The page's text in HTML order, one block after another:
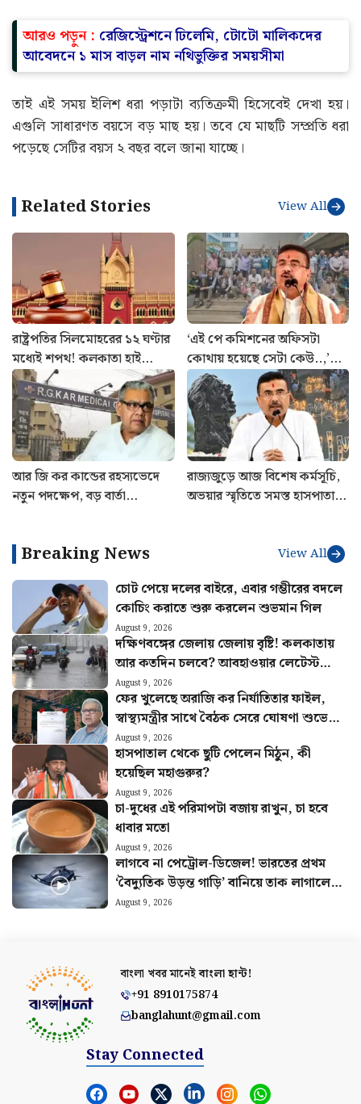
আরও পড়ুন : রেজিস্ট্রেশনে ঢিলেমি, টোটো মালিকদের
আবেদনে ১ মাস বাড়ল নাম নথিভুক্তির সময়সীমা
তাই এই সময় ইলিশ ধরা পড়াটা ব্যতিক্রমী হিসেবেই দেখা হয়।
এগুলি সাধারণত বয়সে বড় মাছ হয়। তবে যে মাছটি সম্প্রতি ধরা
পড়েছে সেটির বয়স ২ বছর বলে জানা যাচ্ছে।
Related Stories View All
রাষ্ট্রপতির সিলমোহরের ১২ ঘণ্টার
মধ্যেই শপথ! কলকাতা হাই
কোর্টে নজিরবিহীন ঘটনা
‘এই পে কমিশনের অফিসটা
কোথায় হয়েছে সেটা কেউ..,’
নয়া বেতন কমিশন নিয়ে প্রশ্ন
সরকারি কর্মীদের
আর জি কর কান্ডের রহস্যভেদে
নতুন পদক্ষেপ, বড় বার্তা
রাজ্যজুড়ে আজ বিশেষ কর্মসূচি,
অভয়ার স্মৃতিতে সমস্ত হাসপাতালে
Breaking News View All
চোট পেয়ে দলের বাইরে, এবার গম্ভীরের বদলে
কোচিং করাতে শুরু করলেন শুভমান গিল
August 9, 2026
দক্ষিণবঙ্গের জেলায় জেলায় বৃষ্টি! কলকাতায়
আর কতদিন চলবে? আবহাওয়ার লেটেস্ট
আপডেট
August 9, 2026
ফের খুলেছে অরাজি কর নির্যাতিতার ফাইল,
স্বাস্থ্যমন্ত্রীর সাথে বৈঠক সেরে ঘোষণা শুভেন্দু
অধিকারীর
August 9, 2026
হাসপাতাল থেকে ছুটি পেলেন মিঠুন, কী
হয়েছিল মহাগুরুর?
August 9, 2026
চা-দুধের এই পরিমাপটা বজায় রাখুন, চা হবে
ধাবার মতো
August 9, 2026
লাগবে না পেট্রোল-ডিজেল! ভারতের প্রথম
‘বৈদ্যুতিক উড়ন্ত গাড়ি’ বানিয়ে তাক লাগালেন
উত্তরাখণ্ডের রবি
August 9, 2026
বাংলা খবর মানেইবাংলা হান্ট!
+91 8910175874
banglahunt@gmail.com
Stay Connected